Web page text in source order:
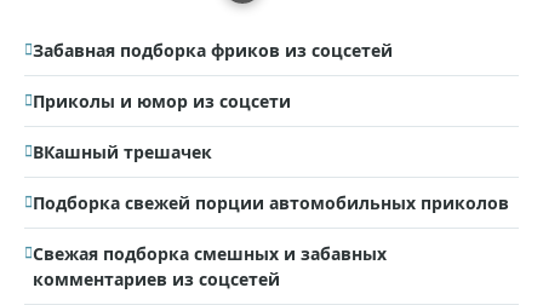
Забавная подборка фриков из соцсетей
Приколы и юмор из соцсети
ВКашный трешачек
Подборка свежей порции автомобильных приколов
Свежая подборка смешных и забавных
комментариев из соцсетей